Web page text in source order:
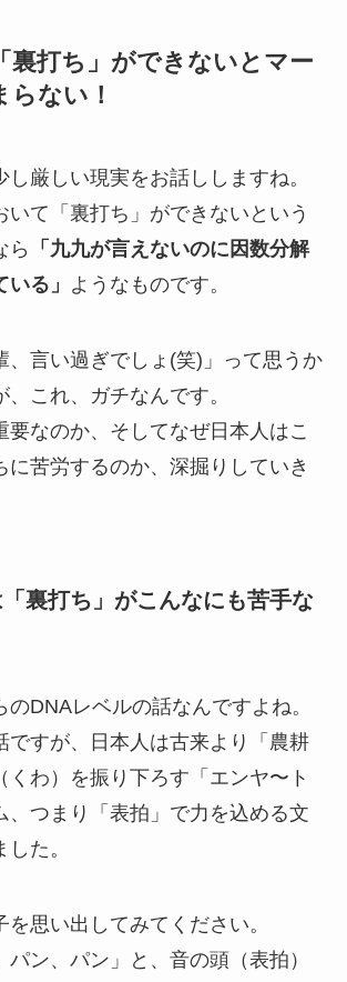
裏打ち」ができないとマー
ない！
し厳しい現実をお話ししますね。
いて「裏打ち」ができないという
ら
「九九が言えないのに因数分解
る」 ようなものです。
、言い過ぎでしょ(笑)」って思うか
、これ、ガチなんです。
要なのか、そしてなぜ日本人はこ
に苦労するのか、深掘りしていき
裏打ち」がこんなにも苦手な
のDNAレベルの話なんですよね。
ですが、日本人は古来より「農耕
くわ）を振り下ろす「エンヤ〜ト
、つまり「表拍」で力を込める文
た。
思い出してみてください。
パン、パン」と、音の頭（表拍）